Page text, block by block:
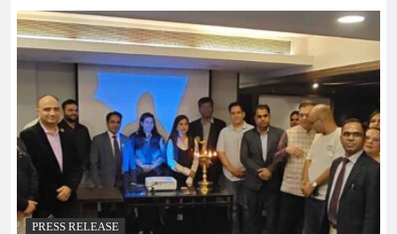
PRESS RELEASE